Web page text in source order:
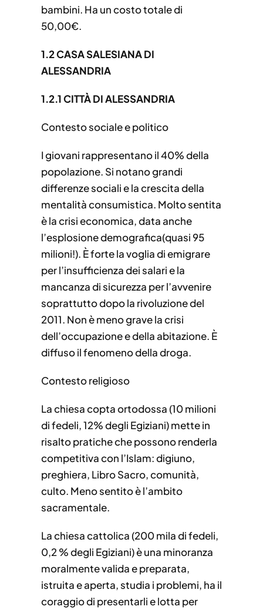
bambini. Ha un costo totale di
50,00€.
1.2 CASA SALESIANA DI
ALESSANDRIA
1.2.1 CITTÀ DI ALESSANDRIA
Contesto sociale e politico
I giovani rappresentano il 40% della
popolazione. Si notano grandi
differenze sociali e la crescita della
mentalità consumistica. Molto sentita
è la crisi economica, data anche
l’esplosione demografica(quasi 95
milioni!). È forte la voglia di emigrare
per l’insufficienza dei salari e la
mancanza di sicurezza per l’avvenire
soprattutto dopo la rivoluzione del
2011. Non è meno grave la crisi
dell’occupazione e della abitazione. È
diffuso il fenomeno della droga.
Contesto religioso
La chiesa copta ortodossa (10 milioni
di fedeli, 12% degli Egiziani) mette in
risalto pratiche che possono renderla
competitiva con l’Islam: digiuno,
preghiera, Libro Sacro, comunità,
culto. Meno sentito è l’ambito
sacramentale.
La chiesa cattolica (200 mila di fedeli,
0,2 % degli Egiziani) è una minoranza
moralmente valida e preparata,
istruita e aperta, studia i problemi, ha il
coraggio di presentarli e lotta per